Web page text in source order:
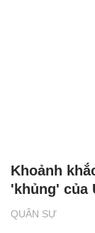
QUÂN SỰ
Khoảnh
'khủng' của